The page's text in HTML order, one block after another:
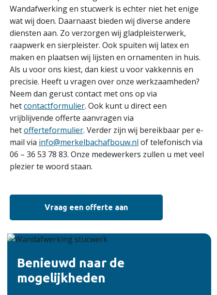
Wandafwerking en stucwerk is echter niet het enige
wat wij doen. Daarnaast bieden wij diverse andere
diensten aan. Zo verzorgen wij gladpleisterwerk,
raapwerk en sierpleister. Ook spuiten wij latex en
maken en plaatsen wij lijsten en ornamenten in huis.
Als u voor ons kiest, dan kiest u voor vakkennis en
precisie. Heeft u vragen over onze werkzaamheden?
Neem dan gerust contact met ons op via
hetcontactformulier. Ook kunt u direct een
vrijblijvende offerte aanvragen via
hetofferteformulier. Verder zijn wij bereikbaar per e-
mail via info@merkelbachafbouw.nl of telefonisch via
06 – 36 53 78 83. Onze medewerkers zullen u met veel
plezier te woord staan.
Vraag een offerte aan
Benieuwd naar de
mogelijkheden